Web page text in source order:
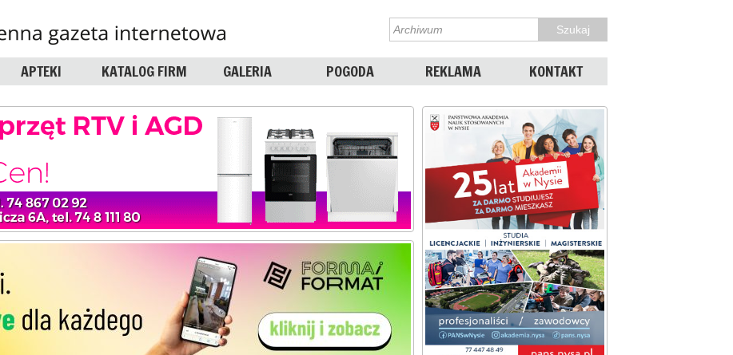
APTEKI KATALOG FIRM GALERIA POGODA REKLAMA KONTAKT